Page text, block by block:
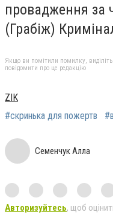
провадження за
(Грабіж)
Якщо ви помітили помилку, виділіть
повідомити про це редакцію
ZIK
#скринька для пожертв
Семенчук Алла
Авторизуйтесь, щоб